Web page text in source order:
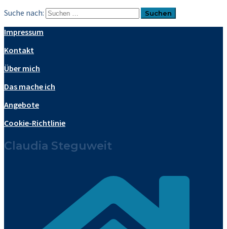
Suche nach:
Impressum
Kontakt
Über mich
Das mache ich
Angebote
Cookie-Richtlinie
Claudia Steguweit